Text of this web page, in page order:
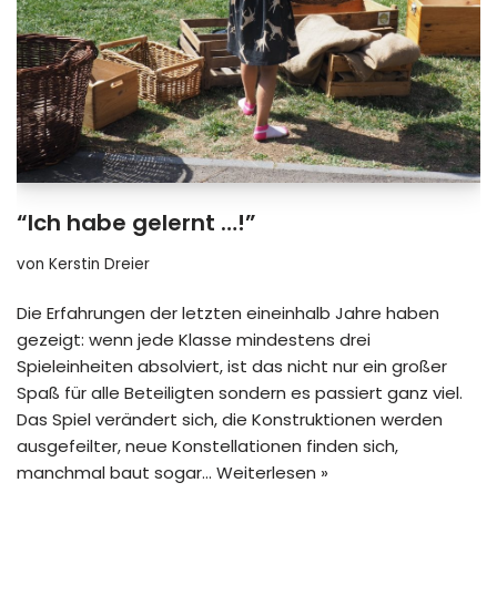
“Ich habe gelernt …!”
von Kerstin Dreier
Die Erfahrungen der letzten eineinhalb Jahre haben
gezeigt: wenn jede Klasse mindestens drei
Spieleinheiten absolviert, ist das nicht nur ein großer
Spaß für alle Beteiligten sondern es passiert ganz viel.
Das Spiel verändert sich, die Konstruktionen werden
ausgefeilter, neue Konstellationen finden sich,
manchmal baut sogar… Weiterlesen »